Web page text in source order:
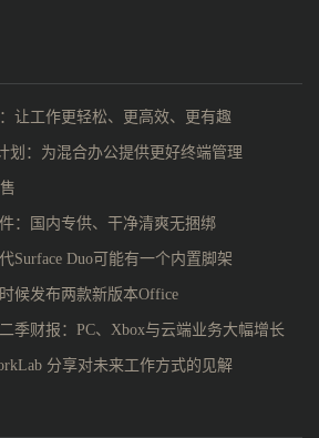
让工作更轻松、更高效、更有趣
划：为混合办公提供更好终端管理
：国内专供、干净清爽无捆绑
Surface Duo可能有一个内置脚架
候发布两款新版本Office
季财报：PC、Xbox与云端业务大幅增长
分享对未来工作方式的见解